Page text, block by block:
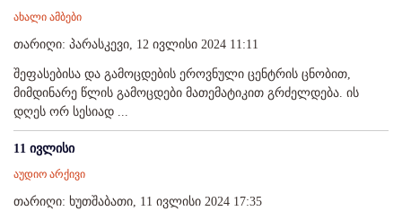
ახალი ამბები
თარიღი: პარასკევი, 12 ივლისი 2024 11:11
შეფასებისა და გამოცდების ეროვნული ცენტრის ცნობით,
მიმდინარე წლის გამოცდები მათემატიკით გრძელდება. ის
დღეს ორ სესიად ...
11 ივლისი
აუდიო არქივი
თარიღი: ხუთშაბათი, 11 ივლისი 2024 17:35